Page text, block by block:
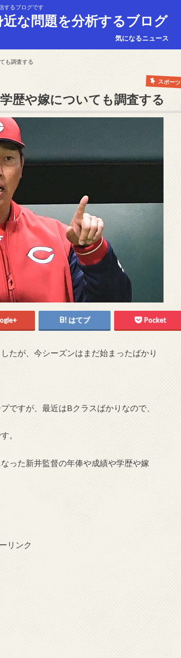
するブログです
な問題を分析するブログ
気になるニュース
も調査する
スポーツ
歴や嫁についても調査する
はてブ Pocket
たが、今シーズンはまだ始まったばかり
ですが、最近はBクラスばかりなので、
。
った新井監督の年俸や成績や学歴や嫁
リンク